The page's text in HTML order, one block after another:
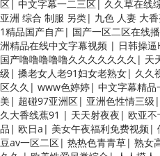
区| 中文字幕一二三区| 久久草在线
亚洲 综合 制服 另类| 九色 人妻 大
1精品国产自产| 国产一区二区在线
洲精品在线中文字幕视频 | 日韩操逼
国产噜噜噜噜噜久久久久久久久 | 天
级 | 搡老女人老91妇女老熟女| 久久
区久久 | www色婷婷| 中文字幕精品
美 | 超碰97亚洲区| 亚洲色性情三级 |
久大香线蕉91 | 天天射夜夜 | 欧亚不
品 | 欧日a | 美女午夜福利免费视频|
豆av一区二区| 热热色青青草| 熟女